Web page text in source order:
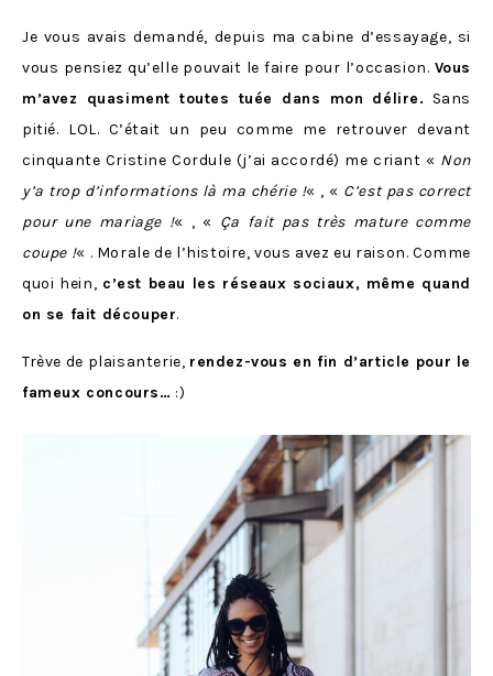
Je vous avais demandé, depuis ma cabine d’essayage, si
vous pensiez qu’elle pouvait le faire pour l’occasion. Vous
m’avez quasiment toutes tuée dans mon délire. Sans
pitié. LOL. C’était un peu comme me retrouver devant
cinquante Cristine Cordule (j’ai accordé) me criant « Non
y’a trop d’informations là ma chérie !« , « C’est pas correct
pour une mariage !« , « Ça fait pas très mature comme
coupe !« . Morale de l’histoire, vous avez eu raison. Comme
quoi hein, c’est beau les réseaux sociaux, même quand
on se fait découper.
Trève de plaisanterie, rendez-vous en fin d’article pour le
fameux concours… :)